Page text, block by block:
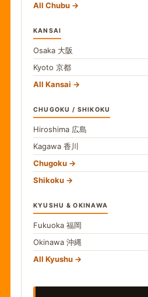
All Chubu
KANSAI
Osaka 大阪
Kyoto 京都
All Kansai
CHUGOKU / SHIKOKU
Hiroshima 広島
Kagawa 香川
Chugoku
Shikoku
KYUSHU & OKINAWA
Fukuoka 福岡
Okinawa 沖縄
All Kyushu